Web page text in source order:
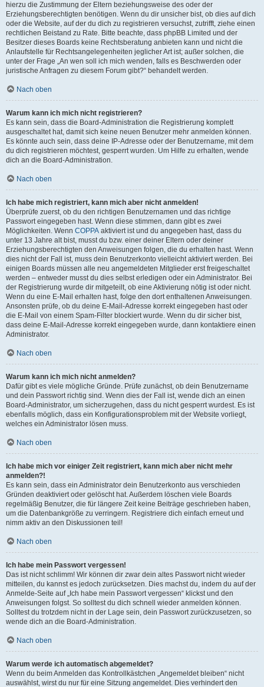
hierzu die Zustimmung der Eltern beziehungsweise des oder der
Erziehungsberechtigten benötigen. Wenn du dir unsicher bist, ob dies auf dich
oder die Website, auf der du dich zu registrieren versuchst, zutrifft, ziehe einen
rechtlichen Beistand zu Rate. Bitte beachte, dass phpBB Limited und der
Besitzer dieses Boards keine Rechtsberatung anbieten kann und nicht die
Anlaufstelle für Rechtsangelegenheiten jeglicher Art ist; außer solchen, die
unter der Frage „An wen soll ich mich wenden, falls es Beschwerden oder
juristische Anfragen zu diesem Forum gibt?“ behandelt werden.
Nach oben
Warum kann ich mich nicht registrieren?
Es kann sein, dass die Board-Administration die Registrierung komplett
ausgeschaltet hat, damit sich keine neuen Benutzer mehr anmelden können.
Es könnte auch sein, dass deine IP-Adresse oder der Benutzername, mit dem
du dich registrieren möchtest, gesperrt wurden. Um Hilfe zu erhalten, wende
dich an die Board-Administration.
Nach oben
Ich habe mich registriert, kann mich aber nicht anmelden!
Überprüfe zuerst, ob du den richtigen Benutzernamen und das richtige
Passwort eingegeben hast. Wenn diese stimmen, dann gibt es zwei
Möglichkeiten. Wenn COPPA aktiviert ist und du angegeben hast, dass du
unter 13 Jahre alt bist, musst du bzw. einer deiner Eltern oder deiner
Erziehungsberechtigten den Anweisungen folgen, die du erhalten hast. Wenn
dies nicht der Fall ist, muss dein Benutzerkonto vielleicht aktiviert werden. Bei
einigen Boards müssen alle neu angemeldeten Mitglieder erst freigeschaltet
werden – entweder musst du dies selbst erledigen oder ein Administrator. Bei
der Registrierung wurde dir mitgeteilt, ob eine Aktivierung nötig ist oder nicht.
Wenn du eine E-Mail erhalten hast, folge den dort enthaltenen Anweisungen.
Ansonsten prüfe, ob du deine E-Mail-Adresse korrekt eingegeben hast oder
die E-Mail von einem Spam-Filter blockiert wurde. Wenn du dir sicher bist,
dass deine E-Mail-Adresse korrekt eingegeben wurde, dann kontaktiere einen
Administrator.
Nach oben
Warum kann ich mich nicht anmelden?
Dafür gibt es viele mögliche Gründe. Prüfe zunächst, ob dein Benutzername
und dein Passwort richtig sind. Wenn dies der Fall ist, wende dich an einen
Board-Administrator, um sicherzugehen, dass du nicht gesperrt wurdest. Es ist
ebenfalls möglich, dass ein Konfigurationsproblem mit der Website vorliegt,
welches ein Administrator lösen muss.
Nach oben
Ich habe mich vor einiger Zeit registriert, kann mich aber nicht mehr
anmelden?!
Es kann sein, dass ein Administrator dein Benutzerkonto aus verschieden
Gründen deaktiviert oder gelöscht hat. Außerdem löschen viele Boards
regelmäßig Benutzer, die für längere Zeit keine Beiträge geschrieben haben,
um die Datenbankgröße zu verringern. Registriere dich einfach erneut und
nimm aktiv an den Diskussionen teil!
Nach oben
Ich habe mein Passwort vergessen!
Das ist nicht schlimm! Wir können dir zwar dein altes Passwort nicht wieder
mitteilen, du kannst es jedoch zurücksetzen. Dies machst du, indem du auf der
Anmelde-Seite auf „Ich habe mein Passwort vergessen“ klickst und den
Anweisungen folgst. So solltest du dich schnell wieder anmelden können.
Solltest du trotzdem nicht in der Lage sein, dein Passwort zurückzusetzen, so
wende dich an die Board-Administration.
Nach oben
Warum werde ich automatisch abgemeldet?
Wenn du beim Anmelden das Kontrollkästchen „Angemeldet bleiben“ nicht
auswählst, wirst du nur für eine Sitzung angemeldet. Dies verhindert den